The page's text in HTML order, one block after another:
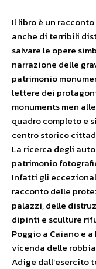
Il libro è un
anche di terribili
salvare le opere
narrazione delle
patrimonio
lettere dei
monuments men
quadro completo e
centro storico
La ricerca degli
patrimonio
Infatti gli
racconto delle
palazzi, delle
dipinti e sculture
Poggio a Caiano e
vicenda delle
Adige dall’esercito